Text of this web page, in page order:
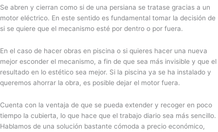
Se abren y cierran como si de una persiana se tratase gracias a un
motor eléctrico. En este sentido es fundamental tomar la decisión de
si se quiere que el mecanismo esté por dentro o por fuera.
En el caso de hacer obras en piscina o si quieres hacer una nueva
mejor esconder el mecanismo, a fin de que sea más invisible y que el
resultado en lo estético sea mejor. Si la piscina ya se ha instalado y
queremos ahorrar la obra, es posible dejar el motor fuera.
Cuenta con la ventaja de que se pueda extender y recoger en poco
tiempo la cubierta, lo que hace que el trabajo diario sea más sencillo.
Hablamos de una solución bastante cómoda a precio económico,